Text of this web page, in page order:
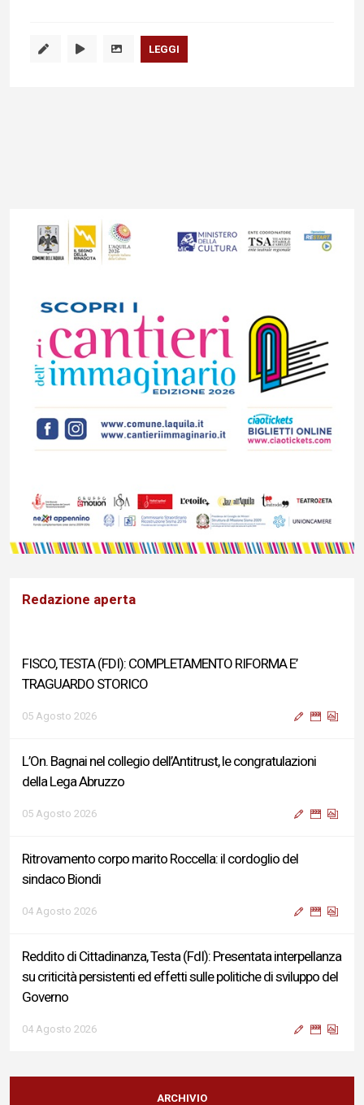
LEGGI
Redazione aperta
FISCO, TESTA (FDI): COMPLETAMENTO RIFORMA E’
TRAGUARDO STORICO
05 Agosto 2026
L’On. Bagnai nel collegio dell’Antitrust, le congratulazioni
della Lega Abruzzo
05 Agosto 2026
Ritrovamento corpo marito Roccella: il cordoglio del
sindaco Biondi
04 Agosto 2026
Reddito di Cittadinanza, Testa (FdI): Presentata interpellanza
su criticità persistenti ed effetti sulle politiche di sviluppo del
Governo
04 Agosto 2026
Sigismondi, Liris e Testa: “Profondo cordoglio e vicinanza al
Ministro Roccella e alla sua famiglia”
ARCHIVIO